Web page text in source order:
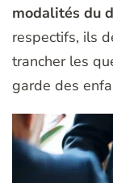
modalités du
respectifs, ils
trancher les
garde des